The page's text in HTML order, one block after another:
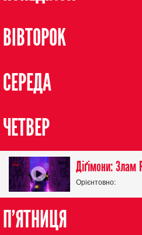
ВІВТОРОК
СЕРЕДА
ЧЕТВЕР
Орієнтовно:
П'ЯТНИЦЯ